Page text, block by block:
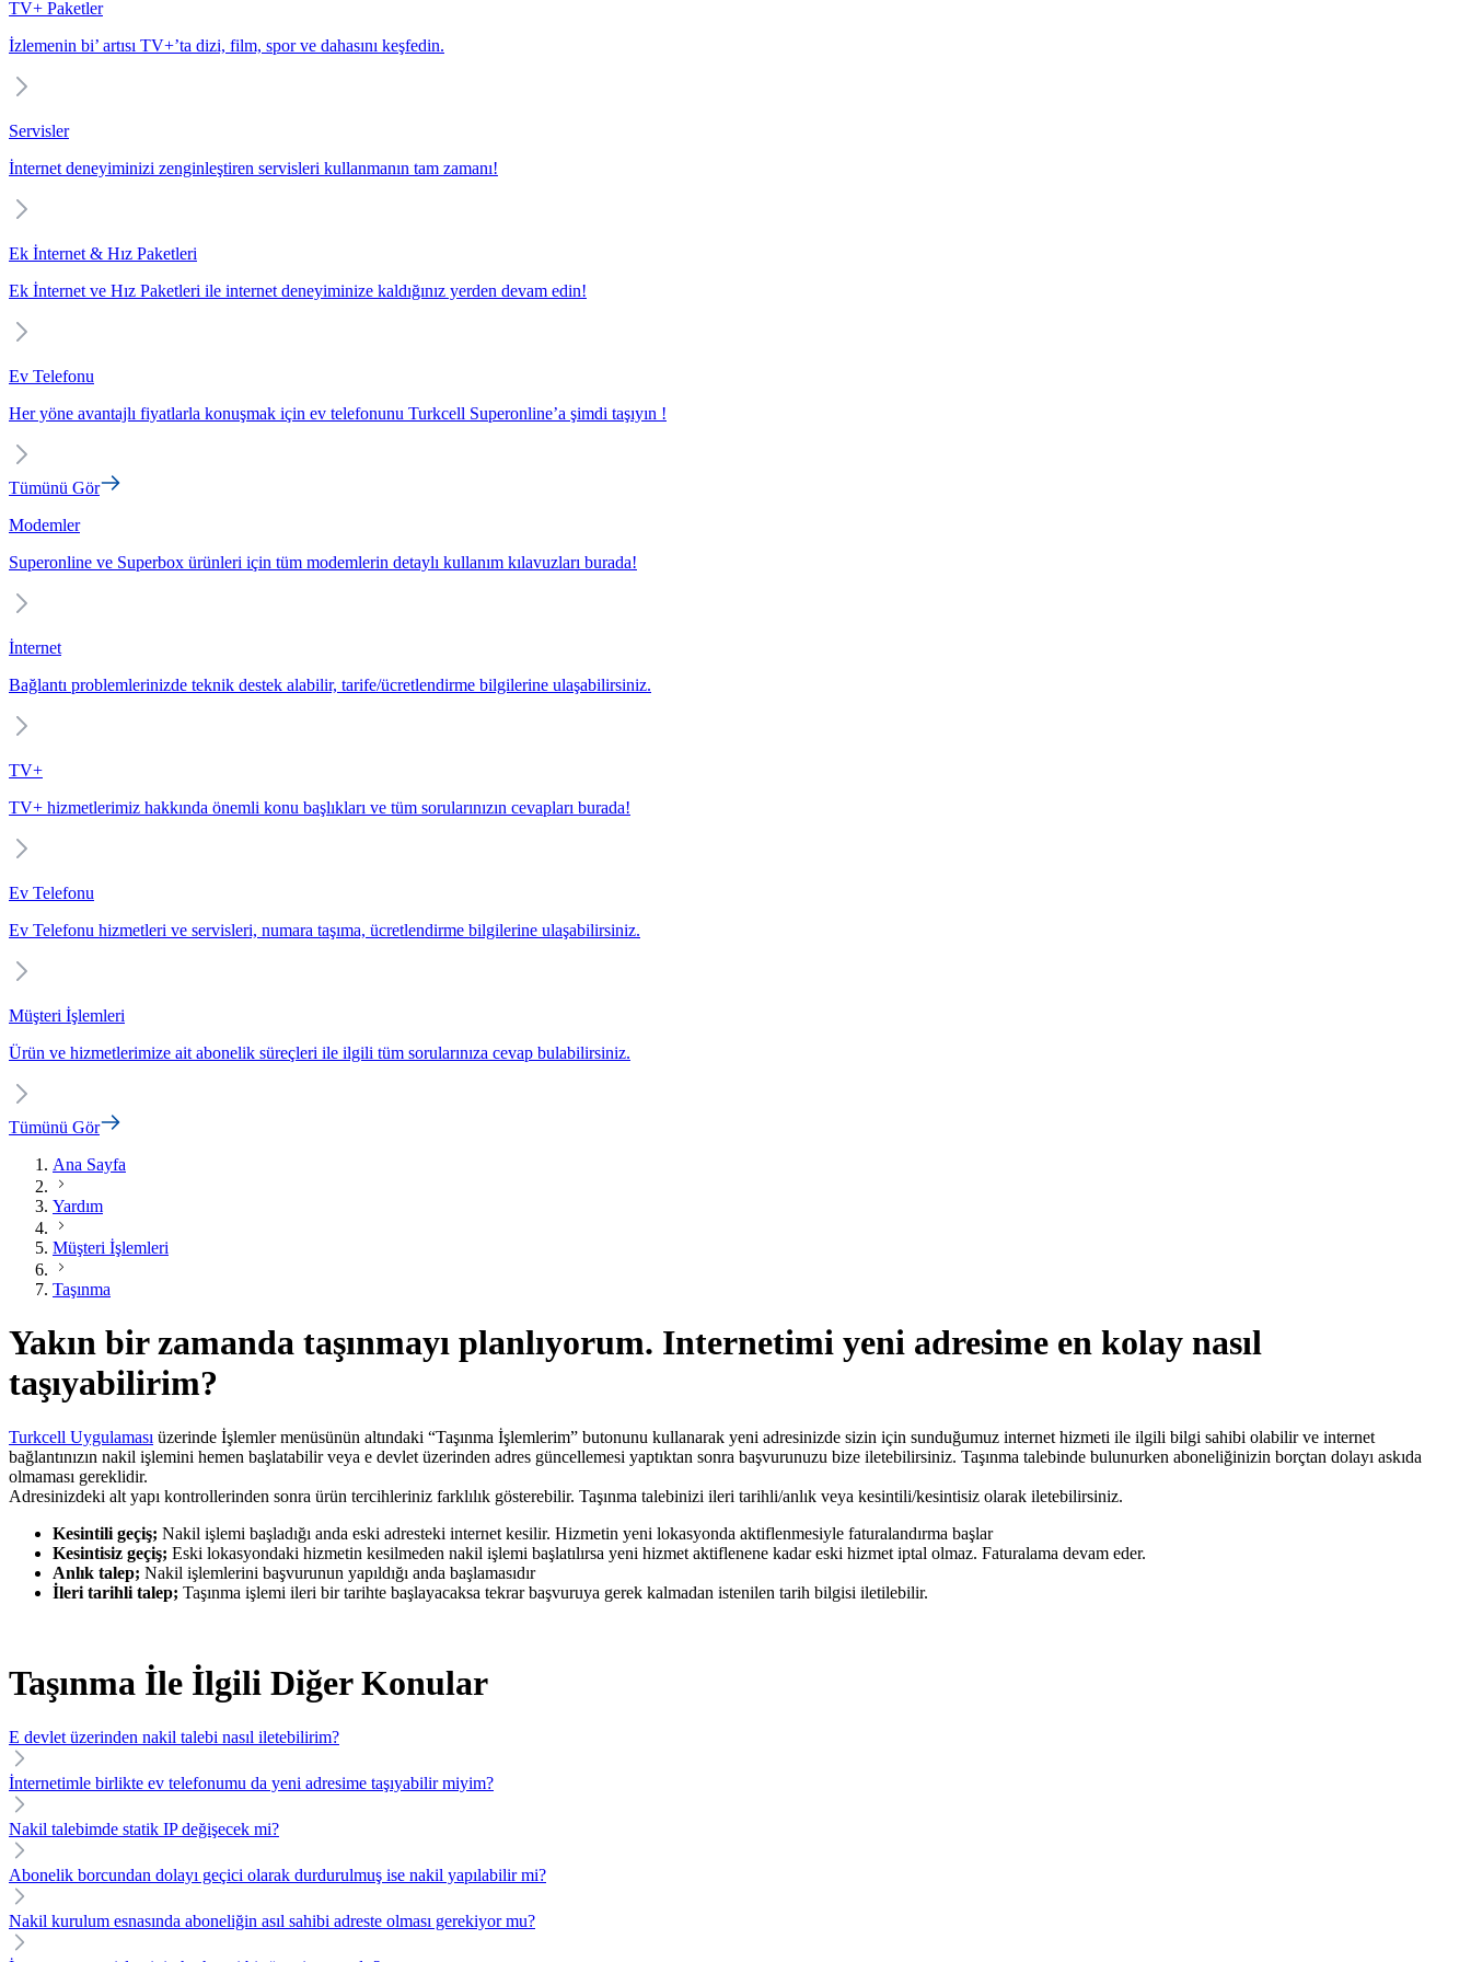
TV+ Paketler
İzlemenin bi’ artısı TV+’ta dizi, film, spor ve dahasını keşfedin.
Servisler
İnternet deneyiminizi zenginleştiren servisleri kullanmanın tam zamanı!
Ek İnternet & Hız Paketleri
Ek İnternet ve Hız Paketleri ile internet deneyiminize kaldığınız yerden devam edin!
Ev Telefonu
Her yöne avantajlı fiyatlarla konuşmak için ev telefonunu Turkcell Superonline’a şimdi taşıyın !
Tümünü Gör
Modemler
Superonline ve Superbox ürünleri için tüm modemlerin detaylı kullanım kılavuzları burada!
İnternet
Bağlantı problemlerinizde teknik destek alabilir, tarife/ücretlendirme bilgilerine ulaşabilirsiniz.
TV+
TV+ hizmetlerimiz hakkında önemli konu başlıkları ve tüm sorularınızın cevapları burada!
Ev Telefonu
Ev Telefonu hizmetleri ve servisleri, numara taşıma, ücretlendirme bilgilerine ulaşabilirsiniz.
Müşteri İşlemleri
Ürün ve hizmetlerimize ait abonelik süreçleri ile ilgili tüm sorularınıza cevap bulabilirsiniz.
Tümünü Gör
Ana Sayfa
Yardım
Müşteri İşlemleri
Taşınma
Yakın bir zamanda taşınmayı planlıyorum. Internetimi yeni adresime en kolay nasıl
taşıyabilirim?
Turkcell Uygulaması​ üzerinde İşlemler menüsünün altındaki “Taşınma İşlemlerim” butonunu kullanarak yeni adresinizde sizin için sunduğumuz internet hizmeti ile ilgili bilgi sahibi olabilir ve internet
bağlantınızın nakil işlemini hemen başlatabilir veya e devlet üzerinden adres güncellemesi yaptıktan sonra başvurunuzu bize iletebilirsiniz. Taşınma talebinde bulunurken aboneliğinizin borçtan dolayı askıda
olmaması gereklidir.
Adresinizdeki alt yapı kontrollerinden sonra ürün tercihleriniz farklılık gösterebilir. Taşınma talebinizi ileri tarihli/anlık veya kesintili/kesintisiz olarak iletebilirsiniz.
Kesintili geçiş; Nakil işlemi başladığı anda eski adresteki internet kesilir. Hizmetin yeni lokasyonda aktiflenmesiyle faturalandırma başlar
Kesintisiz geçiş; Eski lokasyondaki hizmetin kesilmeden nakil işlemi başlatılırsa yeni hizmet aktiflenene kadar eski hizmet iptal olmaz. Faturalama devam eder.
Anlık talep; Nakil işlemlerini başvurunun yapıldığı anda başlamasıdır
İleri tarihli talep; Taşınma işlemi ileri bir tarihte başlayacaksa tekrar başvuruya gerek kalmadan istenilen tarih bilgisi iletilebilir.
Taşınma İle İlgili Diğer Konular
E devlet üzerinden nakil talebi nasıl iletebilirim?
İnternetimle birlikte ev telefonumu da yeni adresime taşıyabilir miyim?
Nakil talebimde statik IP değişecek mi?
Abonelik borcundan dolayı geçici olarak durdurulmuş ise nakil yapılabilir mi?
Nakil kurulum esnasında aboneliğin asıl sahibi adreste olması gerekiyor mu?